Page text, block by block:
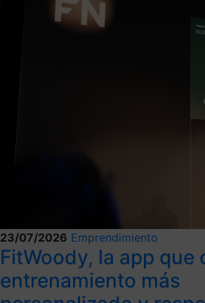
23/07/2026 Emprendimiento
FitWoody, la app que
entrenamiento más